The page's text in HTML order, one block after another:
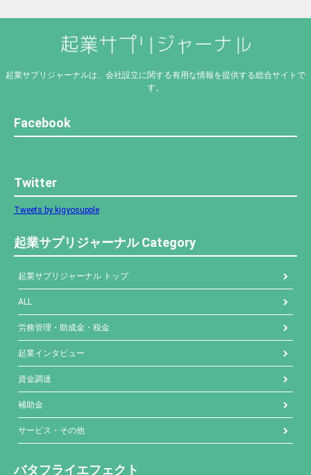
起業サプリジャーナルは、会社設立に関する有用な情報を提供する総合サイトで
す。
Facebook
Twitter
Tweets by kigyosupple
起業サプリジャーナル Category
起業サプリジャーナル トップ
ALL
労務管理・助成金・税金
起業インタビュー
資金調達
補助金
サービス・その他
バタフライエフェクト